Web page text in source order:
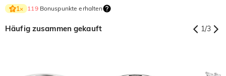
1× 119Bonuspunkte erhalten
Häufig zusammen gekauft 1/3